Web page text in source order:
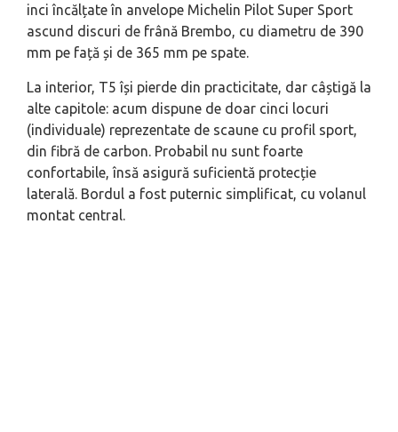
inci încălțate în anvelope Michelin Pilot Super Sport
ascund discuri de frână Brembo, cu diametru de 390
mm pe față și de 365 mm pe spate.
La interior, T5 își pierde din practicitate, dar câștigă la
alte capitole: acum dispune de doar cinci locuri
(individuale) reprezentate de scaune cu profil sport,
din fibră de carbon. Probabil nu sunt foarte
confortabile, însă asigură suficientă protecție
laterală. Bordul a fost puternic simplificat, cu volanul
montat central.